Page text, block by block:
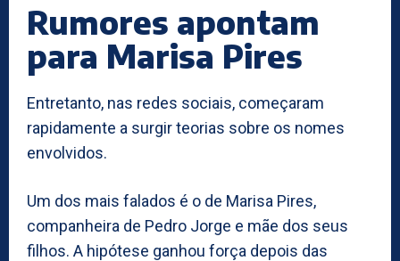
Rumores apontam
para Marisa Pires
Entretanto, nas redes sociais, começaram
rapidamente a surgir teorias sobre os nomes
envolvidos.
Um dos mais falados é o de Marisa Pires,
companheira de Pedro Jorge e mãe dos seus
filhos. A hipótese ganhou força depois das